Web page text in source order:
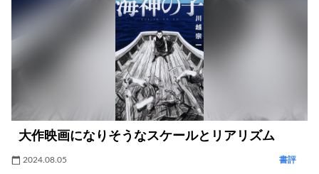
大作映画になりそうなスケールとリアリズム
2024.08.05 書評